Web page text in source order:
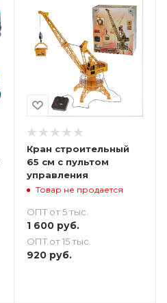
Кран строительный
65 см с пультом
управления
Товар не продается
ОПТ от 5 тыс.
1 600руб.
ОПТ от 15 тыс.
920руб.